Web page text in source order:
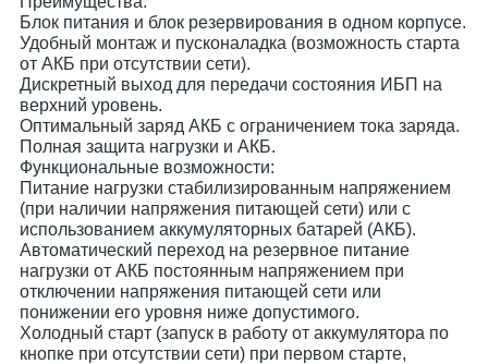
Блок питания и блок резервирования в одном корпусе.
Удобный монтаж и пусконаладка (возможность старта
от АКБ при отсутствии сети).
Дискретный выход для передачи состояния ИБП на
верхний уровень.
Оптимальный заряд АКБ с ограничением тока заряда.
Полная защита нагрузки и АКБ.
Функциональные возможности:
Питание нагрузки стабилизированным напряжением
(при наличии напряжения питающей сети) или с
использованием аккумуляторных батарей (АКБ).
Автоматический переход на резервное питание
нагрузки от АКБ постоянным напряжением при
отключении напряжения питающей сети или
понижении его уровня ниже допустимого.
Холодный старт (запуск в работу от аккумулятора по
кнопке при отсутствии сети) при первом старте,